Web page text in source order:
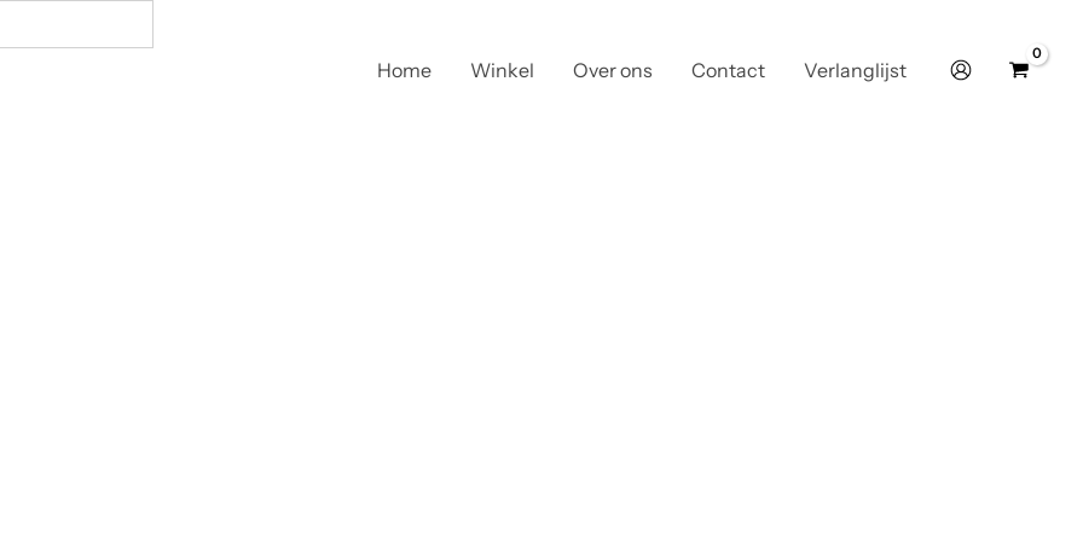
Home Winkel Over ons Contact Verlanglijst